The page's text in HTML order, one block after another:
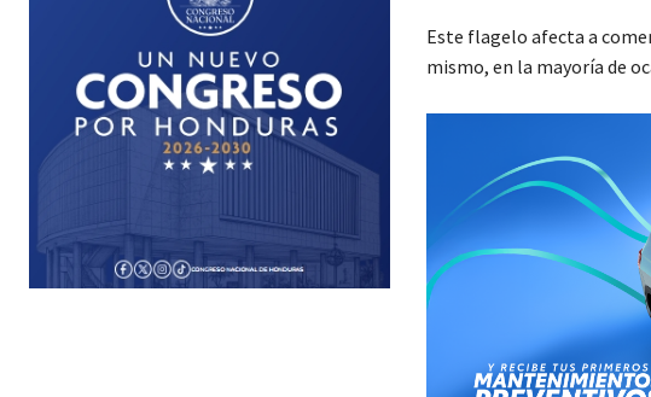
Este flagelo afecta a
mismo, en la mayoría de